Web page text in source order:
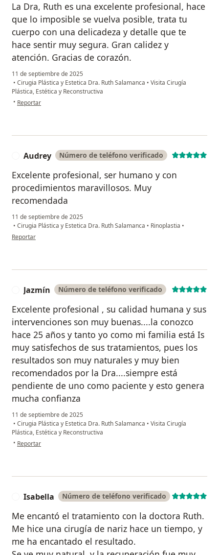
La Dra, Ruth es una excelente profesional, hace
que lo imposible se vuelva posible, trata tu
cuerpo con una delicadeza y detalle que te
hace sentir muy segura. Gran calidez y
atención. Gracias de corazón.
11 de septiembre de 2025
• Cirugia Plástica y Estetica Dra. Ruth Salamanca • Visita Cirugía
Plástica, Estética y Reconstructiva
• en opinión del usuario Liliana Córdoba
Reportar
Audrey Número de teléfono verificado
Excelente profesional, ser humano y con
procedimientos maravillosos. Muy
recomendada
11 de septiembre de 2025
• Cirugia Plástica y Estetica Dra. Ruth Salamanca • Rinoplastia •
en opinión del usuario Audrey
Reportar
Jazmín Número de teléfono verificado
Excelente profesional , su calidad humana y sus
intervenciones son muy buenas....la conozco
hace 25 años y tanto yo como mi familia está Is
muy satisfechos de sus tratamientos, pues los
resultados son muy naturales y muy bien
recomendados por la Dra....siempre está
pendiente de uno como paciente y esto genera
mucha confianza
11 de septiembre de 2025
• Cirugia Plástica y Estetica Dra. Ruth Salamanca • Visita Cirugía
Plástica, Estética y Reconstructiva
• en opinión del usuario Jazmín
Reportar
Isabella Número de teléfono verificado
Me encantó el tratamiento con la doctora Ruth.
Me hice una cirugía de nariz hace un tiempo, y
me ha encantado el resultado.